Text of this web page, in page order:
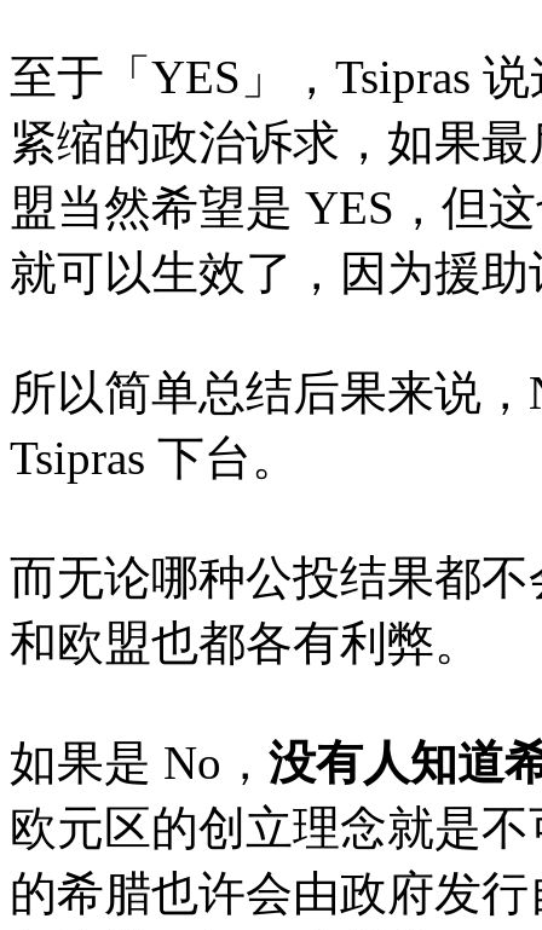
至于「YES」，Tsipras
紧缩的政治诉求，如果
盟当然希望是 YES，但
就可以生效了，因为援
所以简单总结后果来说
Tsipras 下台。
而无论哪种公投结果都
和欧盟也都各有利弊。
如果是 No， 没有人知道
欧元区的创立理念就是
的希腊也许会由政府发